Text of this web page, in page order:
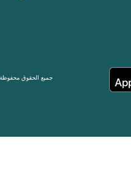
جميع الحقوق محفوظة